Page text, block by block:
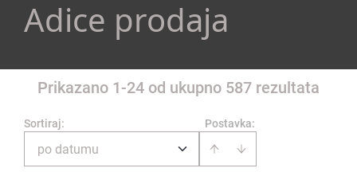
Adice prodaja
Prikazano 1-24 od ukupno 587 rezultata
Postavka:
Sortiraj:
po datumu